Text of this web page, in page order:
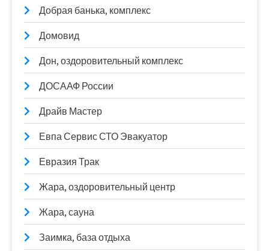
Добрая банька, комплекс
Домовид
Дон, оздоровительный комплекс
ДОСААФ России
Драйв Мастер
Евпа Сервис СТО Эвакуатор
Евразия Трак
Жара, оздоровительный центр
Жара, сауна
Заимка, база отдыха